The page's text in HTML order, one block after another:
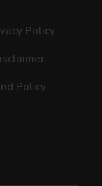
Policy
Policy